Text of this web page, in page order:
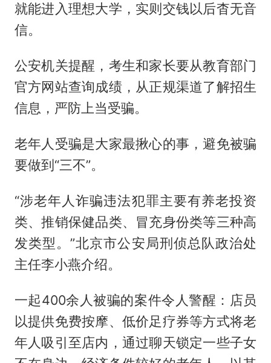
就能进入理想大学，实则交钱以后杳无音
信。
公安机关提醒，考生和家长要从教育部门
官方网站查询成绩，从正规渠道了解招生
信息，严防上当受骗。
老年人受骗是大家最揪心的事，避免被骗
要做到“三不”。
“涉老年人诈骗违法犯罪主要有养老投资
类、推销保健品类、冒充身份类等三种高
发类型。”北京市公安局刑侦总队政治处
主任李小燕介绍。
一起400余人被骗的案件令人警醒：店员
以提供免费按摩、低价足疗券等方式将老
年人吸引至店内，通过聊天锁定一些子女